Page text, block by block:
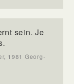
sein. Je
1981 Georg-